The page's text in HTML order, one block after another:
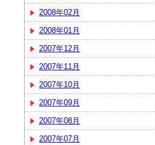
2008年02月
2008年01月
2007年12月
2007年11月
2007年10月
2007年09月
2007年08月
2007年07月